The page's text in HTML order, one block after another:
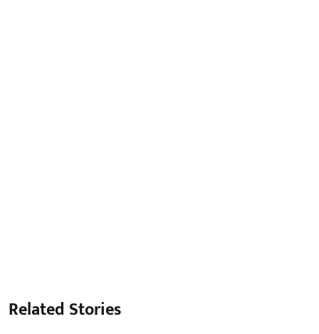
Related Stories